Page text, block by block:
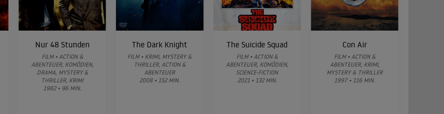
Nur 48 Stunden
FILM • ACTION &
ABENTEUER, KOMÖDIEN,
DRAMA, MYSTERY &
THRILLER, KRIMI
1982 • 96 MIN.
The Dark Knight
FILM • KRIMI, MYSTERY &
THRILLER, ACTION &
ABENTEUER
2008 • 152 MIN.
The Suicide Squad
FILM • ACTION &
ABENTEUER, KOMÖDIEN,
SCIENCE-FICTION
2021 • 132 MIN.
Con Air
FILM • ACTION &
ABENTEUER, KRIMI,
MYSTERY & THRILLER
1997 • 116 MIN.